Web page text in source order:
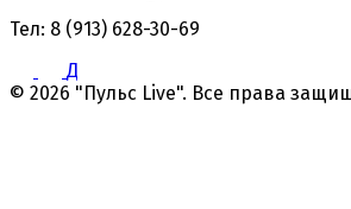
Тел: 8 (913) 628-30-69
Д
© 2026 "Пульс Live". Все права